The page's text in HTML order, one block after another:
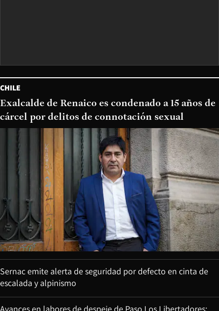
CHILE
Exalcalde de Renaico es condenado a 15 años de
cárcel por delitos de connotación sexual
Sernac emite alerta de seguridad por defecto en cinta de
escalada y alpinismo
Avances en labores de despeje de Paso Los Libertadores: